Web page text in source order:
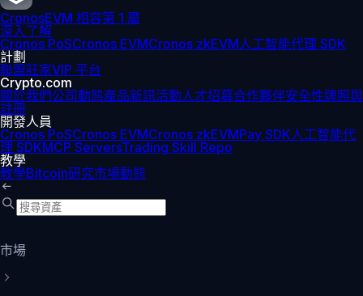
CronosEVM 相容第 1 層
深入了解
Cronos PoSCronos EVMCronos zkEVM人工智能代理 SDK
計劃
聯盟莊家VIP 平台
Crypto.com
關於我們公司動態產品新訊活動人才招募合作夥伴安全性牌照與
註冊
開發人員
Cronos PoSCronos EVMCronos zkEVMPay SDK人工智能代
理 SDKMCP ServersTrading Skill Repo
教學
教學Bitcoin研究市場動態
市場